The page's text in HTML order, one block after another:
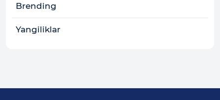
Brending
Yangiliklar